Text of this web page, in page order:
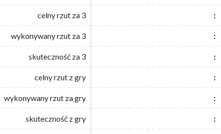
celny rzut za 3 :
wykonywany rzut za 3 :
skuteczność za 3 :
celny rzut z gry :
wykonywany rzut za gry :
skuteczność z gry :
celny rzut za 3 :
wykonywany rzut za 3 :
skuteczność za 3 :
celny rzut z gry :
wykonywany rzut za gry :
skuteczność z gry :